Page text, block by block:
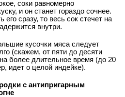
соки равномерно
и он станет гораздо сочнее.
сразу, то весь сок стечет на
внутри.
кусочки мяса следует
(скажем, от пяти до десяти
более длительное время (до 20
идет о целой индейке).
с антипригарным